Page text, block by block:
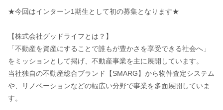
★今回はインターン1期生として初の募集となります★
【株式会社グッドライフとは？】
「不動産を資産にすることで誰もが豊かさを享受できる社会へ」
をミッションとして掲げ、不動産事業を主に展開しています。
当社独自の不動産総合ブランド【SMARG】から物件査定システム
や、リノベーションなどの幅広い分野で事業を多面展開していま
す。